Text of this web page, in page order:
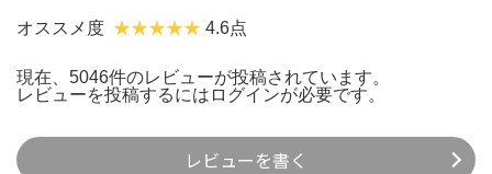
オススメ度 4.6点
現在、5046件のレビューが投稿されています。
レビューを投稿するには ログインが必要です。
レビューを書く